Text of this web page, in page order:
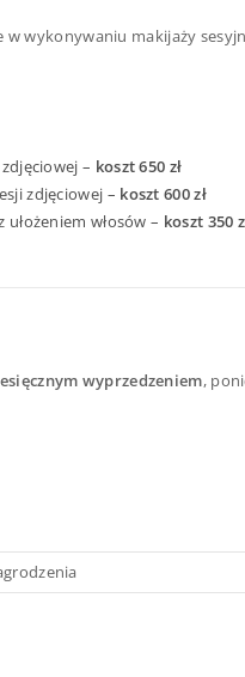
wykonywaniu makijaży
– koszt 650 zł
zdjęciowej – koszt 600 zł
włosów – koszt 350
wyprzedzeniem,